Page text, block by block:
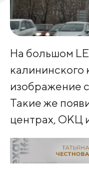
На большом
калининского
изображение
Такие же
центрах, ОКЦ